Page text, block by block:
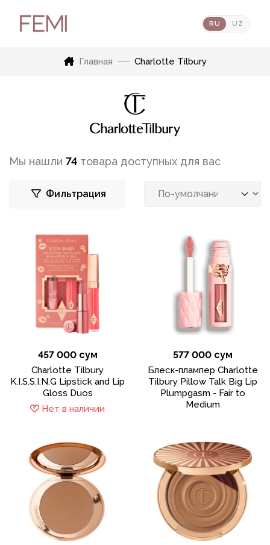
RU UZ
Главная Charlotte Tilbury
Мы нашли 74 товара доступных для вас
Фильтрация
457 000 сум
Charlotte Tilbury
K.I.S.S.I.N.G Lipstick and Lip
Gloss Duos
Нет в наличии
577 000 сум
Блеск-плампер Charlotte
Tilbury Pillow Talk Big Lip
Plumpgasm - Fair to
Medium